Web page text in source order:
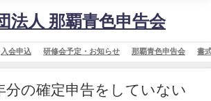
法人 那覇青色申告会
入会申込 研修会予定・お知らせ 那覇青色申告会 書
分の確定申告をしていない